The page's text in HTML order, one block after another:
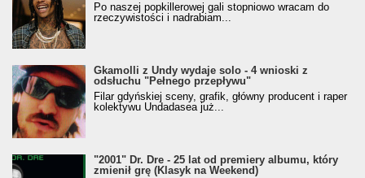
Po naszej popkillerowej gali stopniowo wracam do
rzeczywistości i nadrabiam...
Gkamolli z Undy wydaje solo - 4 wnioski z
odsłuchu "Pełnego przepływu"
Filar gdyńskiej sceny, grafik, główny producent i raper
kolektywu Undadasea już...
"2001" Dr. Dre - 25 lat od premiery albumu, który
zmienił grę (Klasyk na Weekend)